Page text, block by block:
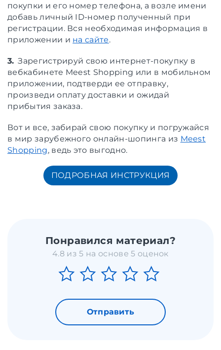
покупки и его номер телефона, а возле имени
добавь личный ID-номер полученный при
регистрации. Вся необходимая информация в
приложении и на сайте.
3. Зарегистрируй свою интернет-покупку в
вебкабинете Meest Shopping или в мобильном
приложении, подтверди ее отправку,
произведи оплату доставки и ожидай
прибытия заказа.
Вот и все, забирай свою покупку и погружайся
в мир зарубежного онлайн-шопинга из Meest
Shopping, ведь это выгодно.
ПОДРОБНАЯ ИНСТРУКЦИЯ
Понравился материал?
4.8 из 5 на основе 5 оценок
Отправить